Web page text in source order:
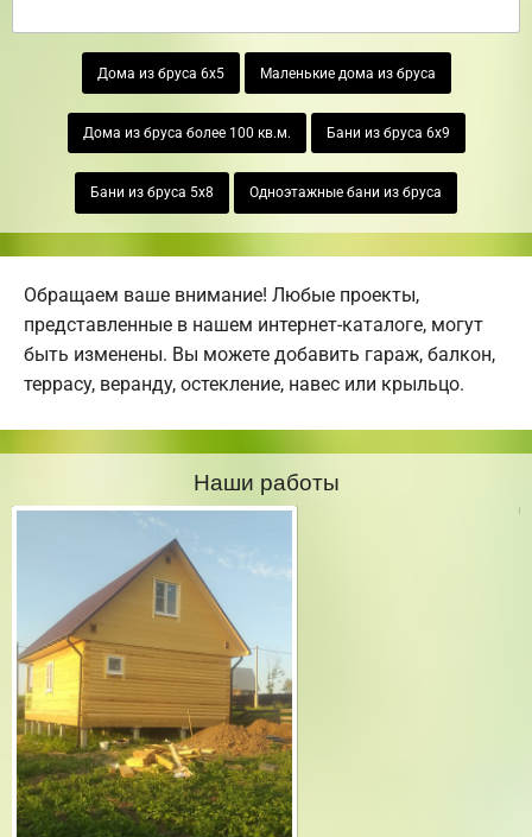
Дома из бруса 6х5 Маленькие дома из бруса
Дома из бруса более 100 кв.м. Бани из бруса 6х9
Бани из бруса 5х8 Одноэтажные бани из бруса
Обращаем ваше внимание! Любые проекты,
представленные в нашем интернет-каталоге, могут
быть изменены. Вы можете добавить гараж, балкон,
террасу, веранду, остекление, навес или крыльцо.
Наши работы